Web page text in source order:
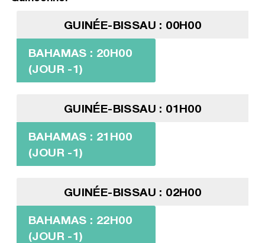
GUINÉE-BISSAU : 00H00
BAHAMAS : 20H00
(JOUR -1)
GUINÉE-BISSAU : 01H00
BAHAMAS : 21H00
(JOUR -1)
GUINÉE-BISSAU : 02H00
BAHAMAS : 22H00
(JOUR -1)